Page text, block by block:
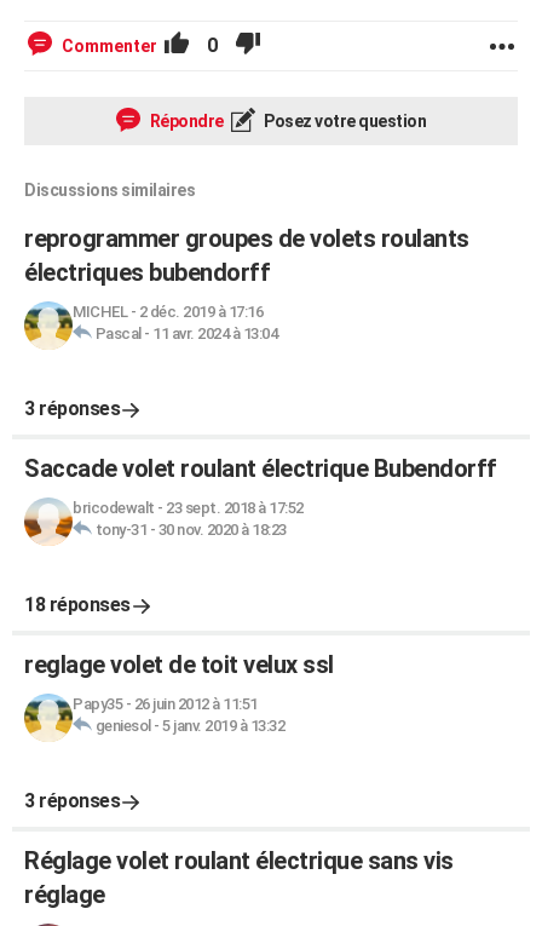
Commenter 0
Répondre Posez votre question
Discussions similaires
reprogrammer groupes de volets roulants
électriques bubendorff
MICHEL- 2 déc. 2019 à 17:16
Pascal - 11 avr. 2024 à 13:04
3 réponses
Saccade volet roulant électrique Bubendorff
bricodewalt - 23 sept. 2018 à 17:52
tony-31 - 30 nov. 2020 à 18:23
18 réponses
reglage volet de toit velux ssl
Papy35- 26 juin 2012 à 11:51
geniesol - 5 janv. 2019 à 13:32
3 réponses
Réglage volet roulant électrique sans vis
réglage